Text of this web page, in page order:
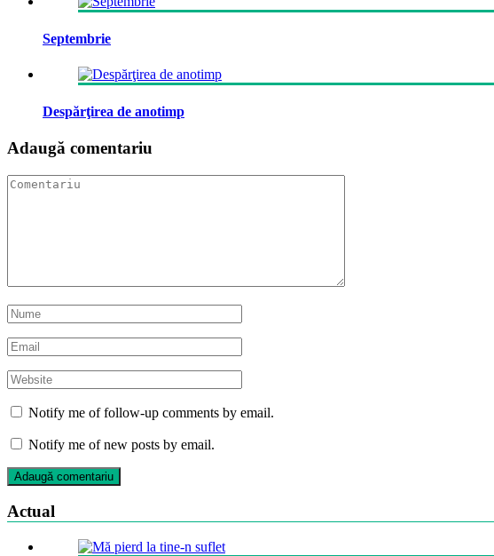
Septembrie
Despărţirea de anotimp
Adaugă comentariu
Notify me of follow-up comments by email.
Notify me of new posts by email.
Actual